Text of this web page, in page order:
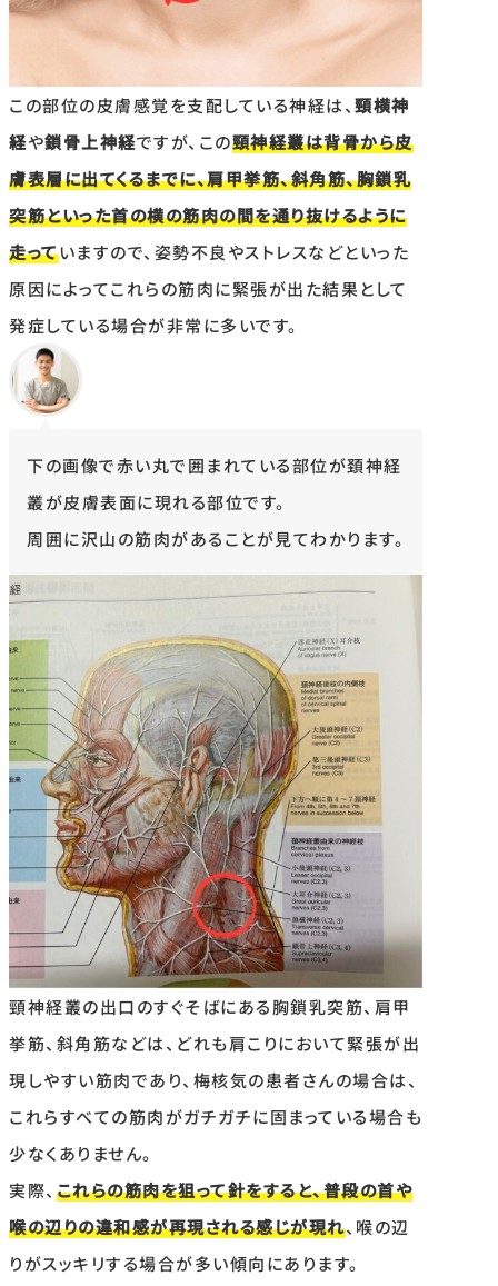
この部位の皮膚感覚を支配している神経は、頸横神
経や鎖骨上神経ですが、この頸神経叢は背骨から皮
膚表層に出てくるまでに、肩甲挙筋、斜角筋、胸鎖乳
突筋といった首の横の筋肉の間を通り抜けるように
走っていますので、姿勢不良やストレスなどといった
原因によってこれらの筋肉に緊張が出た結果として
発症している場合が非常に多いです。
下の画像で赤い丸で囲まれている部位が頚神経
叢が皮膚表面に現れる部位です。
周囲に沢山の筋肉があることが見てわかります。
頸神経叢の出口のすぐそばにある胸鎖乳突筋、肩甲
挙筋、斜角筋などは、どれも肩こりにおいて緊張が出
現しやすい筋肉であり、梅核気の患者さんの場合は、
これらすべての筋肉がガチガチに固まっている場合も
少なくありません。
実際、 これらの筋肉を狙って針をすると、普段の首や
喉の辺りの違和感が再現される感じが現れ、喉の辺
りがスッキリする場合が多い傾向にあります。